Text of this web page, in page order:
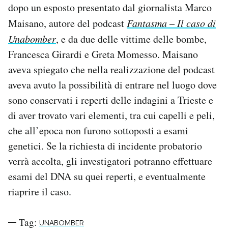
dopo un esposto presentato dal giornalista Marco
Maisano, autore del podcast Fantasma – Il caso di
Unabomber, e da due delle vittime delle bombe,
Francesca Girardi e Greta Momesso. Maisano
aveva spiegato che nella realizzazione del podcast
aveva avuto la possibilità di entrare nel luogo dove
sono conservati i reperti delle indagini a Trieste e
di aver trovato vari elementi, tra cui capelli e peli,
che all’epoca non furono sottoposti a esami
genetici. Se la richiesta di incidente probatorio
verrà accolta, gli investigatori potranno effettuare
esami del DNA su quei reperti, e eventualmente
riaprire il caso.
Tag: UNABOMBER